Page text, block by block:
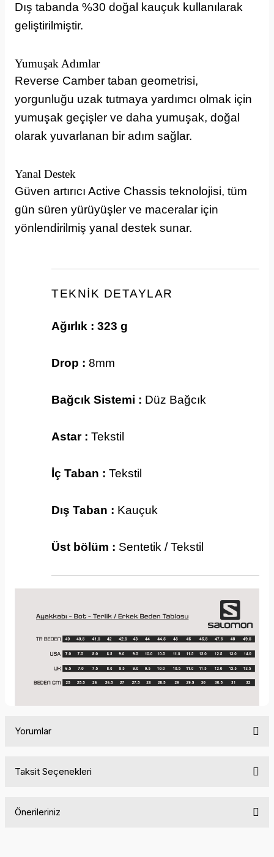
Dış tabanda %30 doğal kauçuk kullanılarak
geliştirilmiştir.
Yumuşak Adımlar
Reverse Camber taban geometrisi,
yorgunluğu uzak tutmaya yardımcı olmak için
yumuşak geçişler ve daha yumuşak, doğal
olarak yuvarlanan bir adım sağlar.
Yanal Destek
Güven artırıcı Active Chassis teknolojisi, tüm
gün süren yürüyüşler ve maceralar için
yönlendirilmiş yanal destek sunar.
TEKNİK DETAYLAR
Ağırlık : 323 g
Drop : 8mm
Bağcık Sistemi : Düz Bağcık
Astar : Tekstil
İç Taban : Tekstil
Dış Taban : Kauçuk
Üst bölüm : Sentetik / Tekstil
Yorumlar
Taksit Seçenekleri
Önerileriniz